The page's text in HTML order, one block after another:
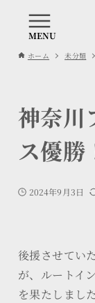
ホーム 未分類
神奈川
ス優勝
2024年9月3日
後援させてい
が、ルートイ
を果たしました